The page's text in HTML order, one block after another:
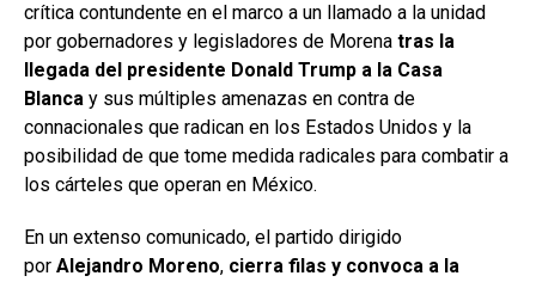
crítica contundente en el marco a un llamado a la unidad
por gobernadores y legisladores de Morena tras la
llegada del presidente Donald Trump a la Casa
Blanca y sus múltiples amenazas en contra de
connacionales que radican en los Estados Unidos y la
posibilidad de que tome medida radicales para combatir a
los cárteles que operan en México.
En un extenso comunicado, el partido dirigido
por Alejandro Moreno, cierra filas y convoca a la